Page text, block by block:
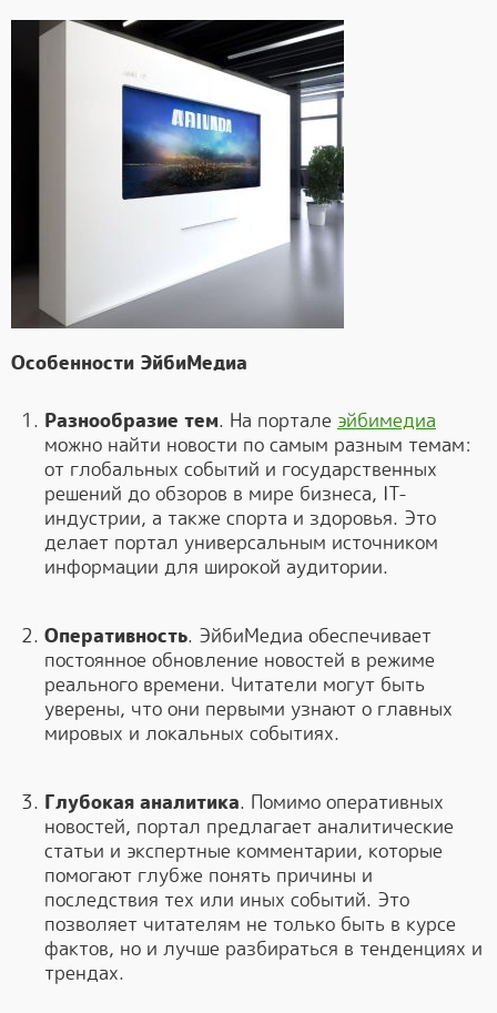
Особенности ЭйбиМедиа
Разнообразие тем. На портале эйбимедиа
можно найти новости по самым разным темам:
от глобальных событий и государственных
решений до обзоров в мире бизнеса, IT-
индустрии, а также спорта и здоровья. Это
делает портал универсальным источником
информации для широкой аудитории.
Оперативность. ЭйбиМедиа обеспечивает
постоянное обновление новостей в режиме
реального времени. Читатели могут быть
уверены, что они первыми узнают о главных
мировых и локальных событиях.
Глубокая аналитика. Помимо оперативных
новостей, портал предлагает аналитические
статьи и экспертные комментарии, которые
помогают глубже понять причины и
последствия тех или иных событий. Это
позволяет читателям не только быть в курсе
фактов, но и лучше разбираться в тенденциях и
трендах.